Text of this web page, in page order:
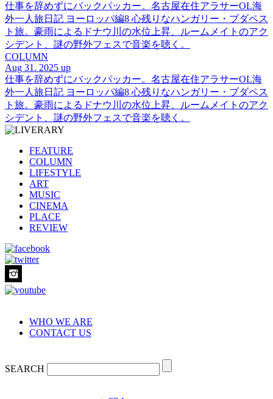
仕事を辞めずにバックパッカー。名古屋在住アラサーOL海
外一人旅日記 ヨーロッパ編8 心残りなハンガリー・ブダペス
ト旅。豪雨によるドナウ川の水位上昇、ルームメイトのアク
シデント、謎の野外フェスで音楽を聴く。
COLUMN
Aug 31. 2025 up
仕事を辞めずにバックパッカー。名古屋在住アラサーOL海
外一人旅日記 ヨーロッパ編8 心残りなハンガリー・ブダペス
ト旅。豪雨によるドナウ川の水位上昇、ルームメイトのアク
シデント、謎の野外フェスで音楽を聴く。
FEATURE
COLUMN
LIFESTYLE
ART
MUSIC
CINEMA
PLACE
REVIEW
WHO WE ARE
CONTACT US
SEARCH